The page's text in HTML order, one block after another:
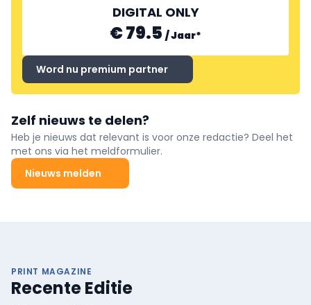
DIGITAL ONLY
€ 79.5 /Jaar*
Word nu premium partner
Zelf nieuws te delen?
Heb je nieuws dat relevant is voor onze redactie? Deel het
met ons via het meldformulier.
Nieuws melden
PRINT MAGAZINE
Recente Editie